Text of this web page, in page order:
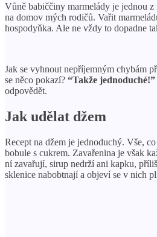
Vůně babiččiny marmelády je jednou
na domov mých rodičů. Vařit
hospodyňka. Ale ne vždy to dopadne
Jak se vyhnout nepříjemným chybám
se něco pokazí? “Takže jednoduché!”
odpovědět.
Jak udělat džem
Recept na džem je jednoduchý. Vše,
bobule s cukrem. Zavařenina je však
ní zavařují, sirup nedrží ani kapku,
sklenice nabobtnají a objeví se v nich